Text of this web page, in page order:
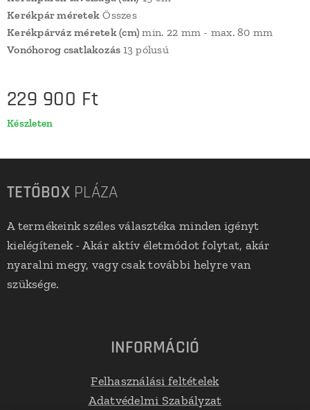
Kerékpár méretek Összes
Kerékpárváz méretek (cm)min. 22 mm - max. 80 mm
Vonóhorog csatlakozás 13 pólusú
229 900 Ft
Készleten
TETŐBOX PLÁZA
A termékeink széles választéka minden igényt
kielégítenek - Akár aktív életmódot folytat, akár
nyaralni megy, vagy csak további helyre van
szüksége.
INFORMÁCIÓ
Felhasználási feltételek
Adatvédelmi Szabályzat